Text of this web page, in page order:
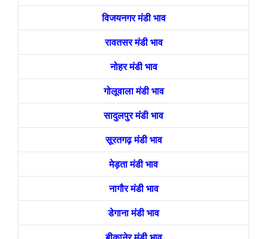
विजयनगर मंडी भाव
रावतसर मंडी भाव
नोहर मंडी भाव
गोलूवाला मंडी भाव
सादुलपुर मंडी भाव
सूरतगढ़ मंडी भाव
मेड़ता मंडी भाव
नागौर मंडी भाव
डेगाना मंडी भाव